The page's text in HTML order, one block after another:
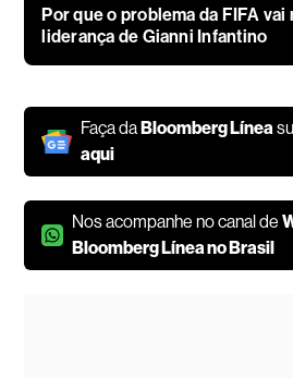
Por que o problema da FIFA vai
liderança de Gianni Infantino
Faça daBloomberg Línea
aqui
Nos acompanhe no canal de
Bloomberg Línea no Brasil